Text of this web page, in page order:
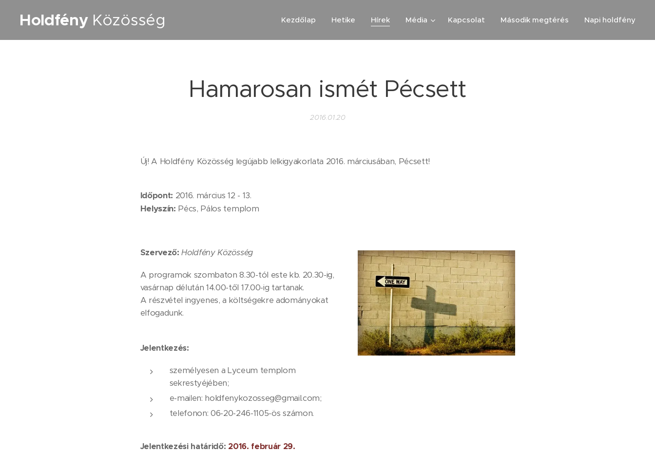
HoldfényKözösség Kezdőlap Hetike Hírek Média Kapcsolat Második megtérés Napi holdfény
Hamarosan ismét Pécsett
2016.01.20
Új! A Holdfény Közösség legújabb lelkigyakorlata 2016. márciusában, Pécsett!
Időpont: 2016. március 12 - 13.
Helyszín: Pécs, Pálos templom
Szervező:Holdfény Közösség
A programok szombaton 8.30-tól este kb. 20.30-ig,
vasárnap délután 14.00-től 17.00-ig tartanak.
A részvétel ingyenes, a költségekre adományokat
elfogadunk.
Jelentkezés:
személyesen a Lyceum templom
sekrestyéjében;
e-mailen: holdfenykozosseg@gmail.com;
telefonon: 06-20-246-1105-ös számon.
Jelentkezési határidő: 2016. február 29.